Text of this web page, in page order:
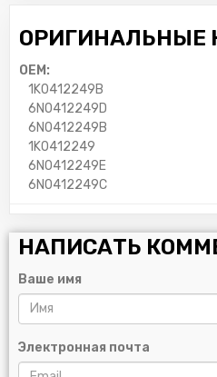
ОРИГИНАЛЬНЫЕ
OEM:
1K0412249B
6N0412249D
6N0412249B
1K0412249
6N0412249E
6N0412249C
НАПИСАТЬ
Ваше имя
Электронная почта